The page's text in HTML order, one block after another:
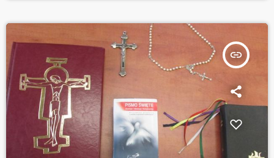
Konserwatora Zabytków. Całość prac wyniosła ponad 158 tyś zł.
Zadanie dofinansowano z Rządowego Programu […]
insert_link